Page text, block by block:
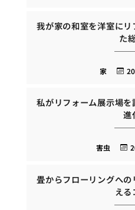
我が家の和室を洋室に
た
家
私がリフォーム展示場
進
害虫
畳からフローリングへ
える